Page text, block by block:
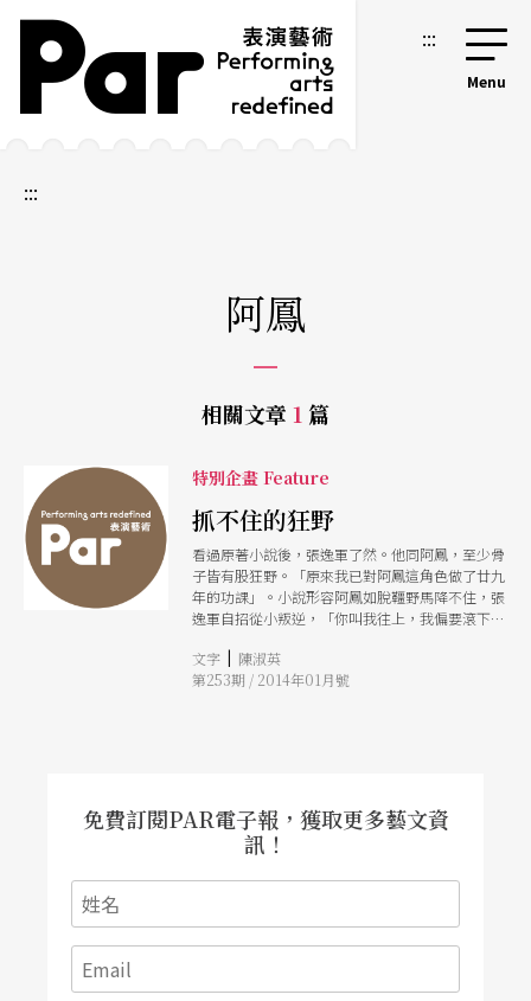
跳到主要內容區塊
網站導覽 :::
:::
阿鳳
相關文章 1 篇
特別企畫 Feature
抓不住的狂野
看過原著小說後，張逸軍了然。他同阿鳳，至少骨
子皆有股狂野。「原來我已對阿鳳這角色做了廿九
年的功課」。小說形容阿鳳如脫韁野馬降不住，張
逸軍自招從小叛逆，「你叫我往上，我偏要滾下
文字 | 陳淑英
第253期 / 2014年01月號
免費訂閱PAR電子報，獲取更多藝文資
訊！